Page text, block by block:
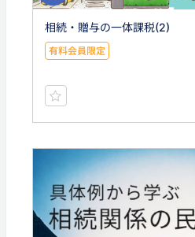
相続・贈与の一体課税(2)
有料会員限定